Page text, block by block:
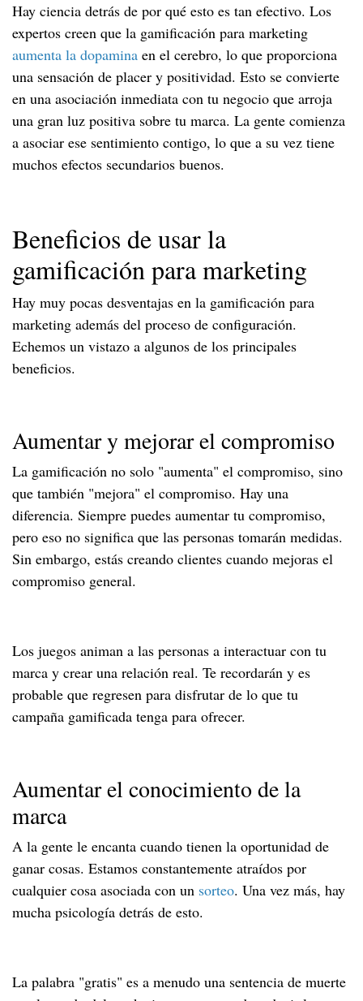
Hay ciencia detrás de por qué esto es tan efectivo. Los
expertos creen que la gamificación para marketing
aumenta la dopamina en el cerebro, lo que proporciona
una sensación de placer y positividad. Esto se convierte
en una asociación inmediata con tu negocio que arroja
una gran luz positiva sobre tu marca. La gente comienza
a asociar ese sentimiento contigo, lo que a su vez tiene
muchos efectos secundarios buenos.
Beneficios de usar la
gamificación para marketing
Hay muy pocas desventajas en la gamificación para
marketing además del proceso de configuración.
Echemos un vistazo a algunos de los principales
beneficios.
Aumentar y mejorar el compromiso
La gamificación no solo "aumenta" el compromiso, sino
que también "mejora" el compromiso. Hay una
diferencia. Siempre puedes aumentar tu compromiso,
pero eso no significa que las personas tomarán medidas.
Sin embargo, estás creando clientes cuando mejoras el
compromiso general.
Los juegos animan a las personas a interactuar con tu
marca y crear una relación real. Te recordarán y es
probable que regresen para disfrutar de lo que tu
campaña gamificada tenga para ofrecer.
Aumentar el conocimiento de la
marca
A la gente le encanta cuando tienen la oportunidad de
ganar cosas. Estamos constantemente atraídos por
cualquier cosa asociada con un sorteo. Una vez más, hay
mucha psicología detrás de esto.
La palabra "gratis" es a menudo una sentencia de muerte